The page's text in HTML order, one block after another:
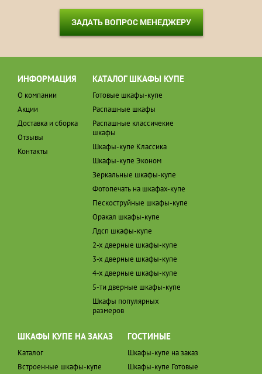
ЗАДАТЬ ВОПРОС МЕНЕДЖЕРУ
ИНФОРМАЦИЯ
О компании
Акции
Доставка и сборка
Отзывы
Контакты
КАТАЛОГ ШКАФЫ КУПЕ
Готовые шкафы-купе
Распашные шкафы
Распашные классичекие
шкафы
Шкафы-купе Классика
Шкафы-купе Эконом
Зеркальные шкафы-купе
Фотопечать на шкафах-купе
Пескоструйные шкафы-купе
Оракал шкафы-купе
Лдсп шкафы-купе
2-х дверные шкафы-купе
3-х дверные шкафы-купе
4-х дверные шкафы-купе
5-ти дверные шкафы-купе
Шкафы популярных
размеров
ШКАФЫ КУПЕ НА ЗАКАЗ
Каталог
Встроенные шкафы-купе
ГОСТИНЫЕ
Шкафы-купе на заказ
Шкафы-купе Готовые